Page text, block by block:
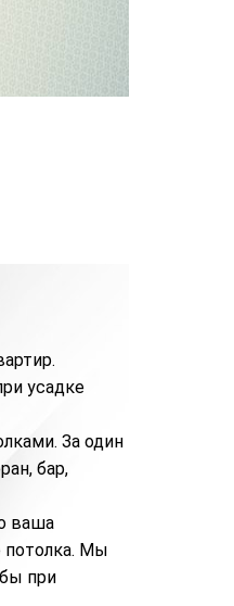
усадке
За один
бар,
ваша
. Мы
при